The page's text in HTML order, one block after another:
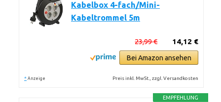
Kabelbox 4-fach/Mini-
Kabeltrommel 5m
14,12 €
23,99 €
Bei Amazon ansehen
* Anzeige Preis inkl. MwSt., zzgl. Versandkosten
EMPFEHLUNG